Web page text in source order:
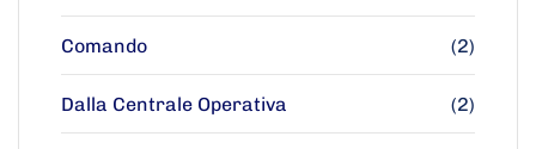
Comando (2)
Dalla Centrale Operativa (2)